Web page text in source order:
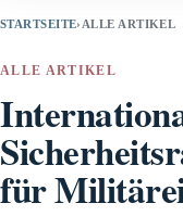
STARTSEITE› ALLE ARTIKEL
ALLE ARTIKEL
für